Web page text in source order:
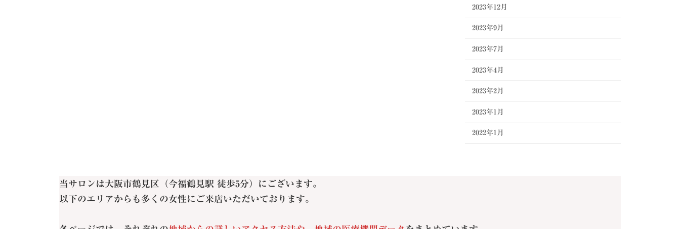
2023年12月
2023年9月
2023年7月
2023年4月
2023年2月
2023年1月
2022年1月
当サロンは大阪市鶴見区（今福鶴見駅 徒歩5分）にございます。
以下のエリアからも多くの女性にご来店いただいております。